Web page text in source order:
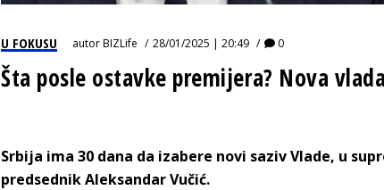
U FOKUSU autorBIZLife 28/01/2025 | 20:49 0
Šta posle ostavke premijera? Nova
Srbija ima 30 dana da izabere novi saziv Vlade, u
predsednik Aleksandar Vučić.